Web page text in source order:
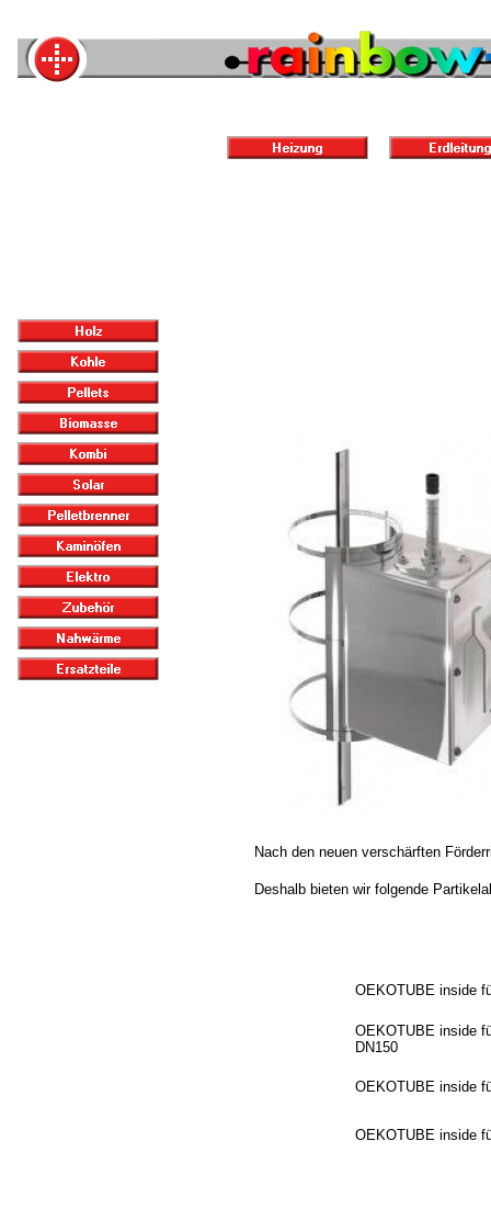
Nach den neuen verschärften
Deshalb bieten wir folgende
OEKOTUBE inside
OEKOTUBE inside
DN150
OEKOTUBE inside
OEKOTUBE inside